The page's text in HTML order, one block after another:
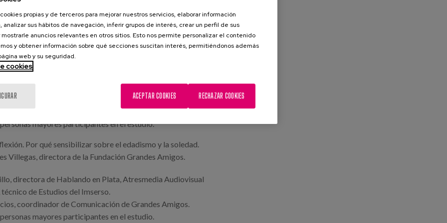
Molina, coordinador de Estudios del Imserso.
presidenta de la Fundación Grandes Amigos.
Resultados y conclusiones del estudio. Presenta.
directora de la Fundación Grandes Amigos.
investigadora principal del estudio, de Matia Instituto.
de Matia Instituto.
responsable de Investigación de Grandes Amigos.
mayores participantes en el estudio.
Por qué sensibilizar sobre el edadismo y la soledad.
Villegas, directora de la Fundación Grandes Amigos.
directora de Hablando en Plata, Atresmedia Audiovisual
de Estudios del Imserso.
coordinador de Comunicación de Grandes Amigos.
mayores participantes en el estudio.
propias y de terceros para mejorar nuestros servicios, elaborar información
analizar sus hábitos de navegación, inferir grupos de interés, crear un perfil de sus
anuncios relevantes en otros sitios. Esto nos permite personalizar el contenido
y obtener información sobre qué secciones suscitan interés, permitiéndonos además
web y su seguridad.
cookies
RECHAZAR COOKIES
ACEPTAR COOKIES